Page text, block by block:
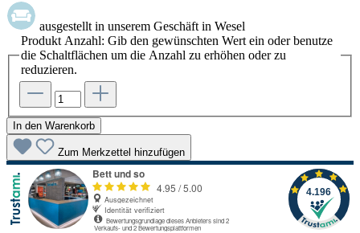
ausgestellt in unserem Geschäft in Wesel
Produkt Anzahl: Gib den gewünschten Wert ein oder benutze
die Schaltflächen um die Anzahl zu erhöhen oder zu
reduzieren.
In den Warenkorb
Zum Merkzettel hinzufügen